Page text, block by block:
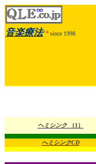
音楽療法+α since 1998
ヘミシンク（1）
へミシンクCD